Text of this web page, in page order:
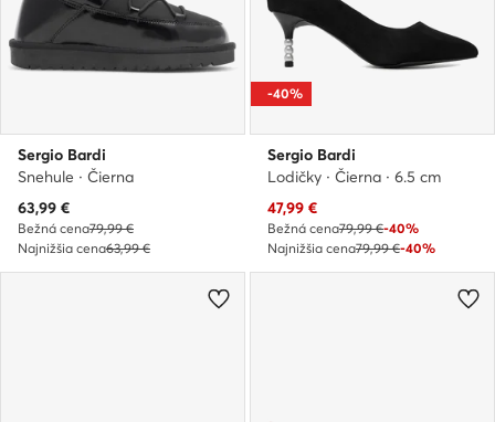
Sergio Bardi
Snehule · Čierna
Aktuálna cena
63,99 €
Bežná cena79,99 €
Najnižšia cena63,99 €
-40%
Sergio Bardi
Lodičky · Čierna · 6.5 cm
Aktuálna cena
47,99 €
Bežná cena79,99 €-40%
Najnižšia cena79,99 €-40%